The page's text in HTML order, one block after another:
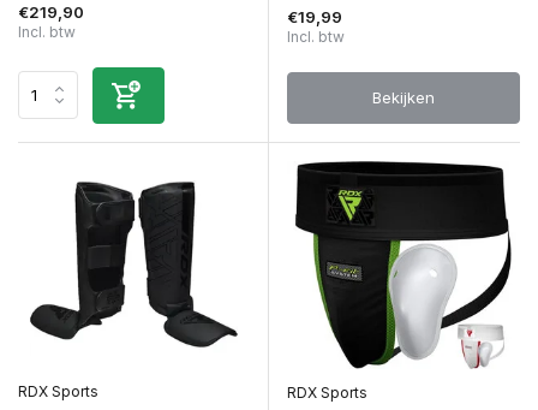
€219,90
Incl. btw
€19,99
Incl. btw
Bekijken
RDX Sports RDX Sports